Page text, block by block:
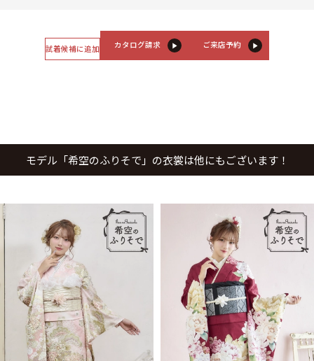
試着候補に追加 カタログ請求 ご来店予約
モデル「希空のふりそで」の衣裳は他にもございます！